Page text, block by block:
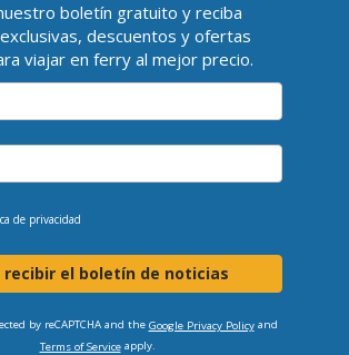
boletín gratuito y reciba
descuentos y ofertas
viajar en ferry al mejor precio.
de privacidad
recibir el boletín de noticias
by reCAPTCHA and the Google Privacy Policyand
Terms of Serviceapply.